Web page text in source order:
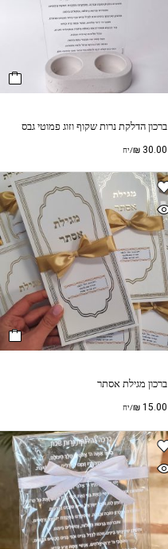
ברכון הדלקת נרות שקוף וזוג פמוטי גבס
₪30.00 /יח
ברכון מגילת אסתר
₪15.00 /יח